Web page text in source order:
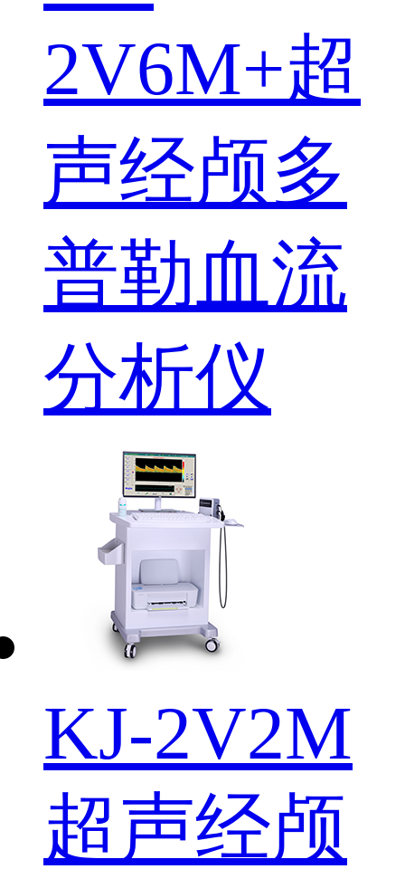
2V6M+超
声经颅多
普勒血流
分析仪
KJ-2V2M
超声经颅